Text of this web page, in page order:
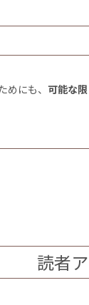
めにも、 可能な
読者